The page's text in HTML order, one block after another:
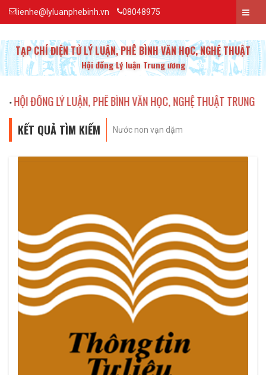
TẠP CHÍ ĐIỆN TỬ LÝ LUẬN, PHÊ BÌNH VĂN HỌC, NGHỆ THUẬT
Hội đồng Lý luận Trung ương
lienhe@lyluanphebinh.vn 08048975
LÝ LUẬN, PHÊ BÌNH VĂN HỌC, NGHỆ THUẬT TRUNG ƯƠNG
KẾT QUẢ TÌM KIẾM
Nước non vạn dặm